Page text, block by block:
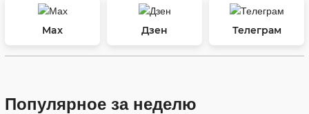
Max Дзен Телеграм
Популярное за неделю